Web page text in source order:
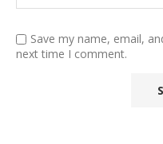
Save my name, email,
next time I comment.